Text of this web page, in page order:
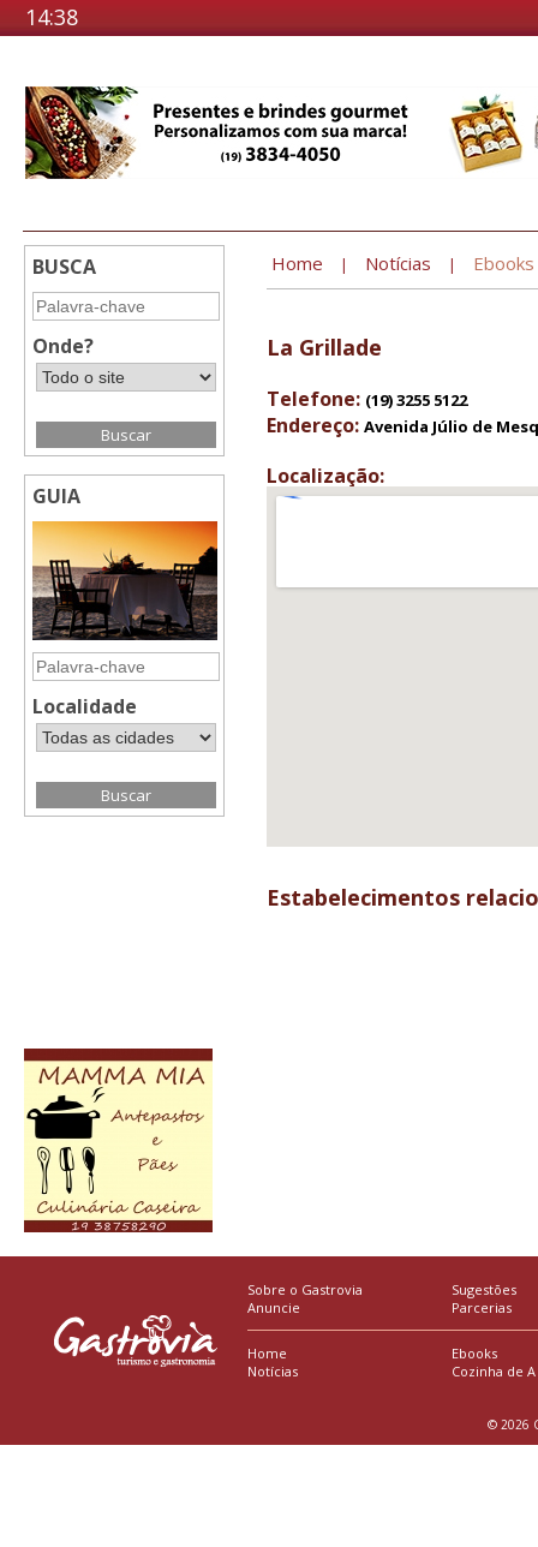
14:38
BUSCA
Onde?
GUIA
Localidade
Home | Notícias | Ebooks
La Grillade
Telefone: (19) 3255 5122
Endereço: Avenida Júlio de
Localização:
Estabelecimentos
Sobre o Gastrovia
Anuncie
Sugestões
Parcerias
Home
Notícias
Ebooks
Cozinha de A
© 2026